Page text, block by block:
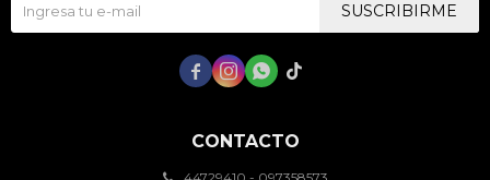
CONTACTO
SUSCRIBIRME
   